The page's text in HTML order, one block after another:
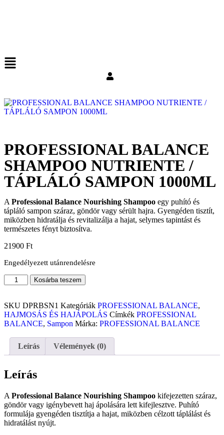
PROFESSIONAL BALANCE
SHAMPOO NUTRIENTE /
TÁPLÁLÓ SAMPON 1000ML
A Professional Balance Nourishing Shampoo egy puhító és
tápláló sampon száraz, göndör vagy sérült hajra. Gyengéden tisztít,
miközben hidratálja és revitalizálja a hajat, selymes tapintást és
természetes fényt biztosítva.
21900 Ft
Engedélyezett utánrendelésre
Kosárba teszem
SKU DPRBSN1 Kategóriák PROFESSIONAL BALANCE,
HAJMOSÁS ÉS HAJÁPOLÁS Címkék PROFESSIONAL
BALANCE, Sampon Márka: PROFESSIONAL BALANCE
Leírás Vélemények (0)
Leírás
A Professional Balance Nourishing Shampoo kifejezetten száraz,
göndör vagy igénybevett haj ápolására lett kifejlesztve. Puhító
formulája gyengéden tisztítja a hajat, miközben célzott táplálást és
hidratálást nyújt.